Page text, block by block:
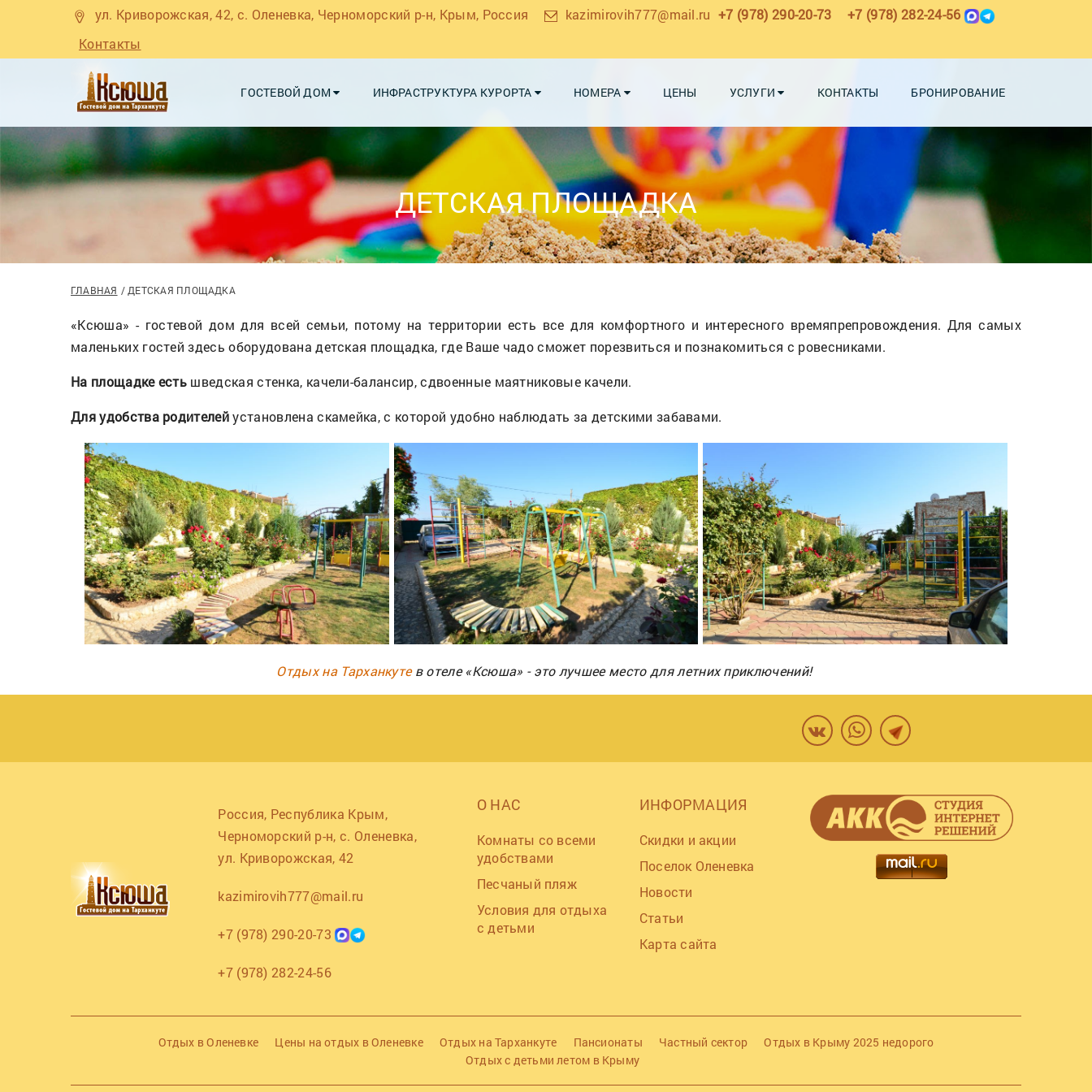
ул. Криворожская, 42, с. Оленевка, Черноморский р-н, Крым, Россия kazimirovih777@mail.ru +7 (978) 290-20-73
+7 (978) 282-24-56
Контакты
ГОСТЕВОЙ ДОМ ИНФРАСТРУКТУРА КУРОРТА НОМЕРА ЦЕНЫ УСЛУГИ КОНТАКТЫ БРОНИРОВАНИЕ
ДЕТСКАЯ ПЛОЩАДКА
ГЛАВНАЯ ДЕТСКАЯ ПЛОЩАДКА
«Ксюша» - гостевой дом для всей семьи, потому на территории есть все для комфортного и интересного времяпрепровождения. Для самых
маленьких гостей здесь оборудована детская площадка, где Ваше чадо сможет порезвиться и познакомиться с ровесниками.
На площадке есть шведская стенка, качели-балансир, сдвоенные маятниковые качели.
Для удобства родителейустановлена скамейка, с которой удобно наблюдать за детскими забавами.
Отдых на Тарханкутев отеле «Ксюша» - это лучшее место для летних приключений!
Россия, Республика Крым,
Черноморский р-н, с. Оленевка,
ул. Криворожская, 42
kazimirovih777@mail.ru
+7 (978) 290-20-73
+7 (978) 282-24-56
О НАС
Комнаты со всеми
удобствами
Песчаный пляж
Условия для отдыха
с детьми
ИНФОРМАЦИЯ
Скидки и акции
Поселок Оленевка
Новости
Статьи
Карта сайта
Отдых в Оленевке Цены на отдых в Оленевке Отдых на Тарханкуте Пансионаты Частный сектор
Отдых в Крыму 2025 недорого
Отдых с детьми летом в Крыму